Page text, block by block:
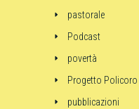
pastorale
Podcast
povertà
Progetto Policoro
pubblicazioni